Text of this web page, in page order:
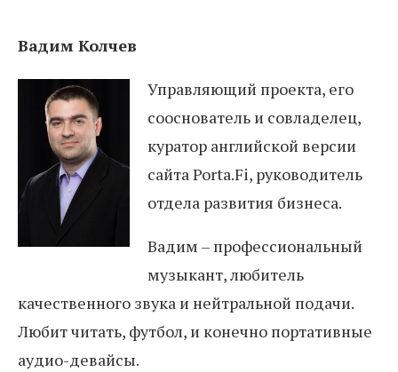
Вадим Колчев
Управляющий проекта, его
сооснователь и совладелец,
куратор английской версии
сайта Porta.Fi, руководитель
отдела развития бизнеса.
Вадим – профессиональный
музыкант, любитель
качественного звука и нейтральной подачи.
Любит читать, футбол, и конечно портативные
аудио-девайсы.